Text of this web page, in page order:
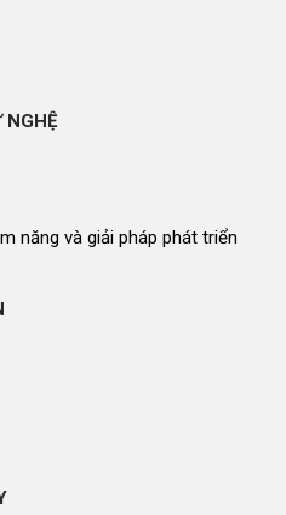
NGHỆ
năng và giải pháp phát triển